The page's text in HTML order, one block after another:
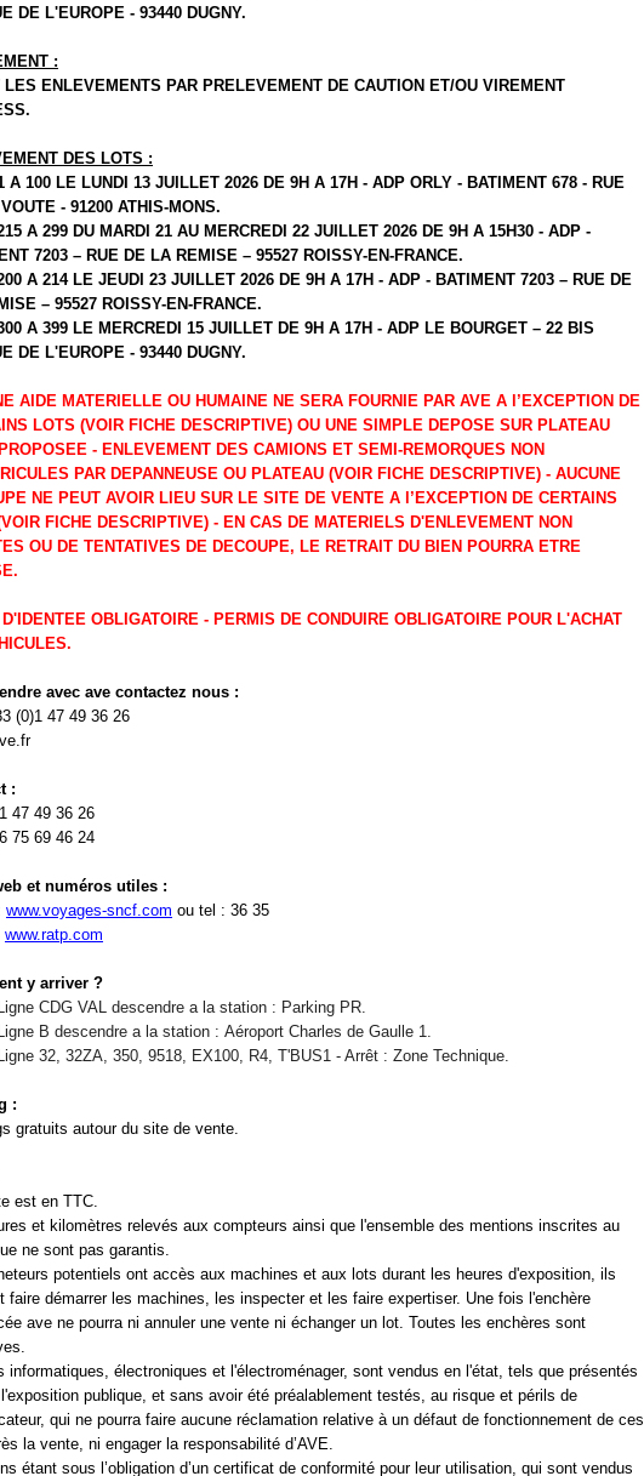
DE L'EUROPE - 93440 DUGNY.
:
LES ENLEVEMENTS PAR PRELEVEMENT DE CAUTION ET/OU VIREMENT
DES LOTS :
A 100 LE LUNDI 13 JUILLET 2026 DE 9H A 17H - ADP ORLY - BATIMENT 678 - RUE
- 91200 ATHIS-MONS.
A 299 DU MARDI 21 AU MERCREDI 22 JUILLET 2026 DE 9H A 15H30 - ADP -
7203 – RUE DE LA REMISE – 95527 ROISSY-EN-FRANCE.
A 214 LE JEUDI 23 JUILLET 2026 DE 9H A 17H - ADP - BATIMENT 7203 – RUE DE
– 95527 ROISSY-EN-FRANCE.
A 399 LE MERCREDI 15 JUILLET DE 9H A 17H - ADP LE BOURGET – 22 BIS
DE L'EUROPE - 93440 DUGNY.
AIDE MATERIELLE OU HUMAINE NE SERA FOURNIE PAR AVE A l’EXCEPTION DE
LOTS (VOIR FICHE DESCRIPTIVE) OU UNE SIMPLE DEPOSE SUR PLATEAU
- ENLEVEMENT DES CAMIONS ET SEMI-REMORQUES NON
PAR DEPANNEUSE OU PLATEAU (VOIR FICHE DESCRIPTIVE) - AUCUNE
NE PEUT AVOIR LIEU SUR LE SITE DE VENTE A l’EXCEPTION DE CERTAINS
FICHE DESCRIPTIVE) - EN CAS DE MATERIELS D'ENLEVEMENT NON
OU DE TENTATIVES DE DECOUPE, LE RETRAIT DU BIEN POURRA ETRE
OBLIGATOIRE - PERMIS DE CONDUIRE OBLIGATOIRE POUR L'ACHAT
avec ave contactez nous :
(0)1 47 49 36 26
:
47 49 36 26
75 69 46 24
et numéros utiles :
www.voyages-sncf.com ou tel : 36 35
www.ratp.com
y arriver ?
CDG VAL descendre a la station : Parking PR.
B descendre a la station : Aéroport Charles de Gaulle 1.
32, 32ZA, 350, 9518, EX100, R4, T'BUS1 - Arrêt : Zone Technique.
:
gratuits autour du site de vente.
est en TTC.
et kilomètres relevés aux compteurs ainsi que l'ensemble des mentions inscrites au
ne sont pas garantis.
potentiels ont accès aux machines et aux lots durant les heures d'exposition, ils
faire démarrer les machines, les inspecter et les faire expertiser. Une fois l'enchère
ave ne pourra ni annuler une vente ni échanger un lot. Toutes les enchères sont
informatiques, électroniques et l'électroménager, sont vendus en l'état, tels que présentés
l'exposition publique, et sans avoir été préalablement testés, au risque et périls de
qui ne pourra faire aucune réclamation relative à un défaut de fonctionnement de ces
la vente, ni engager la responsabilité d’AVE.
étant sous l’obligation d’un certificat de conformité pour leur utilisation, qui sont vendus